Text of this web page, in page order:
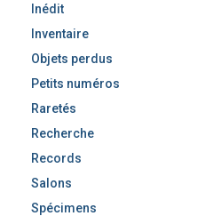
Inédit
Inventaire
Objets perdus
Petits numéros
Raretés
Recherche
Records
Salons
Spécimens